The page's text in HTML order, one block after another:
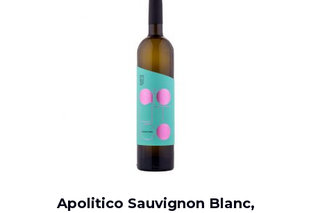
DODAJ U KOŠARICU
Apolitico Sauvignon Blanc,